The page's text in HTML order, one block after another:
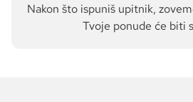
Nakon što ispuniš upitnik,
Tvoje ponude će biti